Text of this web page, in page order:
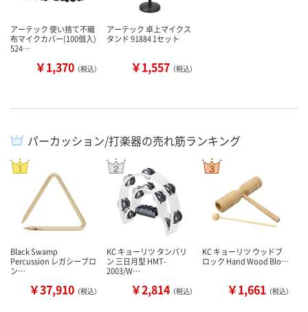
アーテック 使い捨て不織
布マイクカバー(100個入)
524…
￥1,370 （税込）
アーテック 卓上マイクス
タンド 91884 1セット
￥1,557 （税込）
パーカッション/打楽器の売れ筋ランキング
Black Swamp
Percussion レガシーブロ
ン…
￥37,910 （税込）
KC キョーリツ タンバリ
ン 三日月型 HMT-
2003/W…
￥2,814 （税込）
KC キョーリツ ウッドブ
ロック Hand Wood Blo…
￥1,661 （税込）